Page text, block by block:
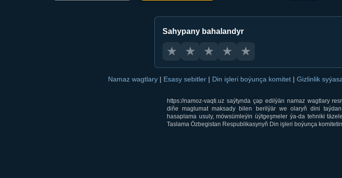
Sahypany bahalandyr
★ ★ ★ ★ ★
Namaz wagtlary | Esasy sebitler | Din işleri boýunça komitet | Gizlinlik
https://namoz-vaqti.uz saýtynda çap edilýän namaz wagtlary
diňe maglumat maksady bilen berilýär we olaryň dini
hasaplama usuly, möwsümleýin üýtgeşmeler ýa-da tehniki
Taslama Özbegistan Respublikasynyň Din işleri boýunça